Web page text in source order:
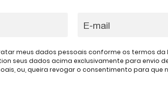
tratar meus dados pessoais conforme os
seus dados acima exclusivamente para envio
ou, queira revogar o consentimento para